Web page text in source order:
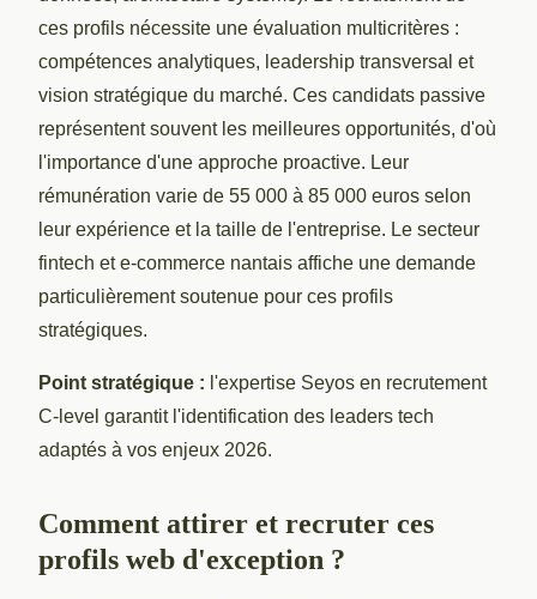
ces profils nécessite une évaluation multicritères :
compétences analytiques, leadership transversal et
vision stratégique du marché. Ces candidats passive
représentent souvent les meilleures opportunités, d'où
l'importance d'une approche proactive. Leur
rémunération varie de 55 000 à 85 000 euros selon
leur expérience et la taille de l'entreprise. Le secteur
fintech et e-commerce nantais affiche une demande
particulièrement soutenue pour ces profils
stratégiques.
Point stratégique : l'expertise Seyos en recrutement
C-level garantit l'identification des leaders tech
adaptés à vos enjeux 2026.
Comment attirer et recruter ces
profils web d'exception ?